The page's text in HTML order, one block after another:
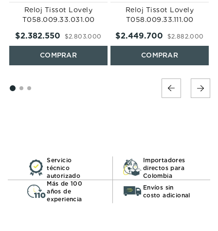
Reloj Tissot Lovely
T058.009.33.031.00
$2.803.000
$2.382.550
Reloj Tissot Lovely
T058.009.33.111.00
$2.882.000
$2.449.700
Servicio
técnico
autorizado
Importadores
directos para
Colombia
Más de 100
años de
experiencia
Envíos sin
costo adicional